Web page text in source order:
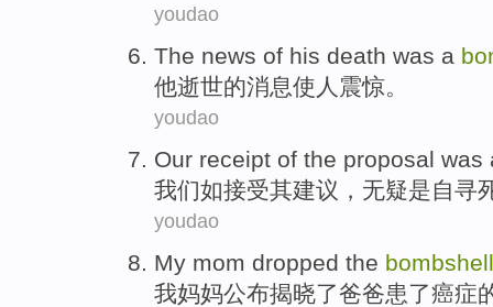
youdao
The news of his death was a
他逝世的消息使人 震惊。
youdao
Our receipt of the proposal was
我们如接受其建议 ，无疑是自寻
youdao
My mom dropped the bombshell
我妈妈公布揭晓了爸爸患了癌症